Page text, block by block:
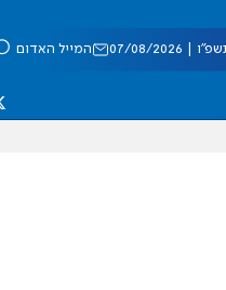
08/2026 המייל האדום